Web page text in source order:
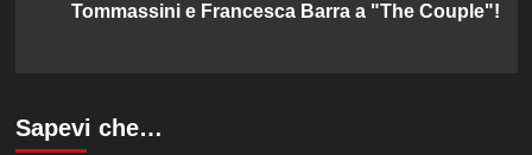
Tommassini e Francesca Barra a "The Couple"!
Sapevi che…